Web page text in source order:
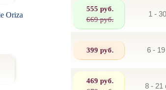
555 руб.
669 руб.
1 -
399 руб. 6 -
469 руб.
8 - 21
Oriza